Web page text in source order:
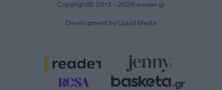
Copyright© 2013 - 2026 insider.gr
Development by Liquid Media